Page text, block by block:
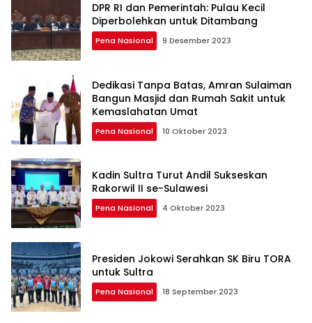
DPR RI dan Pemerintah: Pulau Kecil
Diperbolehkan untuk Ditambang
Pena Nasional 9 Desember 2023
Dedikasi Tanpa Batas, Amran Sulaiman
Bangun Masjid dan Rumah Sakit untuk
Kemaslahatan Umat
Pena Nasional 10 Oktober 2023
Kadin Sultra Turut Andil Sukseskan
Rakorwil II se-Sulawesi
Pena Nasional 4 Oktober 2023
Presiden Jokowi Serahkan SK Biru TORA
untuk Sultra
Pena Nasional 18 September 2023